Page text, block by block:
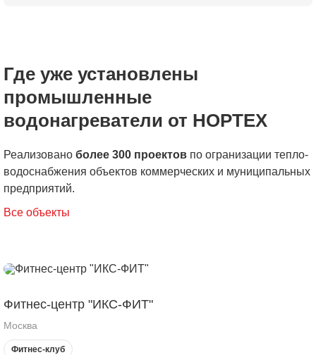
Где уже установлены
промышленные
водонагреватели от НОРТЕХ
Реализовано более 300 проектов по огранизации тепло-
водоснабжения объектов коммерческих и муниципальных
предприятий.
Все объекты
Фитнес-центр "ИКС-ФИТ"
Москва
Фитнес-клуб